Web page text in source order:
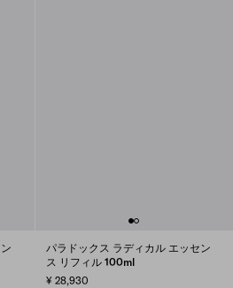
パラドックス ラディカル エッセン
ス リフィル 100ml
¥ 28,930